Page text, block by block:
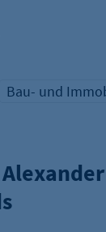
Übersicht
Bau- und
WIRTSCHAFT